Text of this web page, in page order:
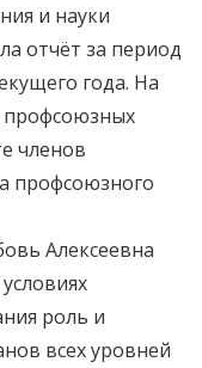
и науки
отчёт за период
года. На
профсоюзных
членов
профсоюзного
Алексеевна
роль и
всех уровней